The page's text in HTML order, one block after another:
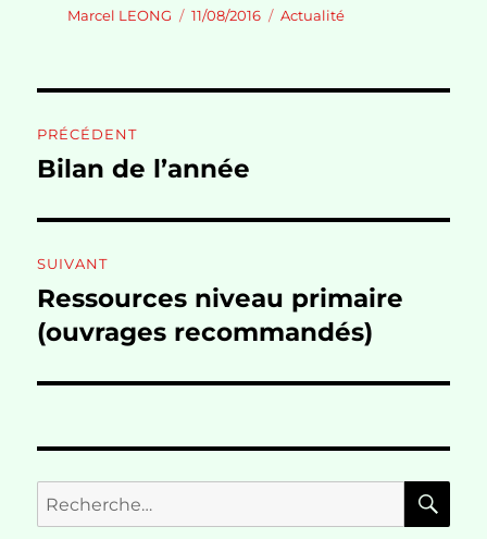
Auteur
Marcel LEONG
Publié
11/08/2016 Catégories
Actualité
de
PRÉCÉDENT
Publication
Bilan de l’année
SUIVANT
Publication
suivante :
Ressources niveau primaire
(ouvrages recommandés)
Recherche
pour :